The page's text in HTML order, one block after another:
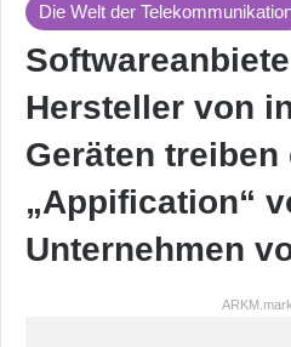
Die Welt der
Hersteller von
Geräten treiben
„Appification“
Unternehmen